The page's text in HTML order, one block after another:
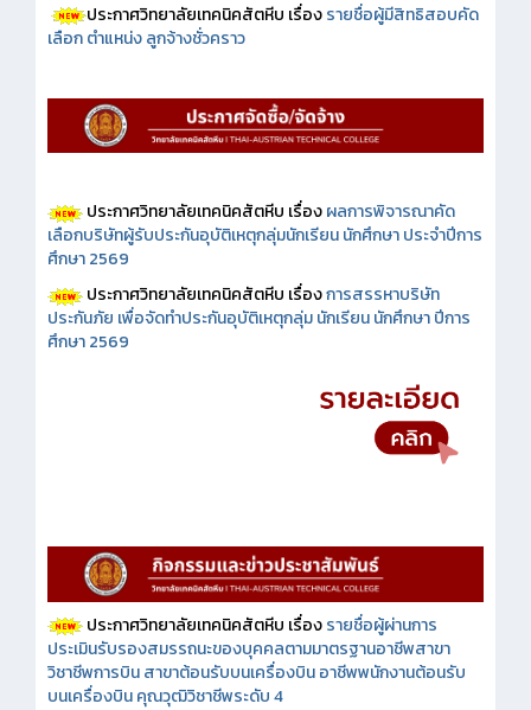
ประกาศวิทยาลัยเทคนิคสัตหีบ เรื่องรายชื่อผู้มีสิทธิสอบคัด
เลือก ตำแหน่ง ลูกจ้างชั่วคราว
ประกาศวิทยาลัยเทคนิคสัตหีบ เรื่องผลการพิจารณาคัด
เลือกบริษัทผู้รับประกันอุบัติเหตุกลุ่มนักเรียน นักศึกษา ประจำปีการ
ศึกษา 2569
ประกาศวิทยาลัยเทคนิคสัตหีบ เรื่องการสรรหาบริษัท
ประกันภัย เพื่อจัดทำประกันอุบัติเหตุกลุ่ม นักเรียน นักศึกษา ปีการ
ศึกษา 2569
ประกาศวิทยาลัยเทคนิคสัตหีบ เรื่องรายชื่อผู้ผ่านการ
ประเมินรับรองสมรรถนะของบุคคลตามมาตรฐานอาชีพสาขา
วิชาชีพการบิน สาขาต้อนรับบนเครื่องบิน อาชีพพนักงานต้อนรับ
บนเครื่องบิน คุณวุฒิวิชาชีพระดับ 4